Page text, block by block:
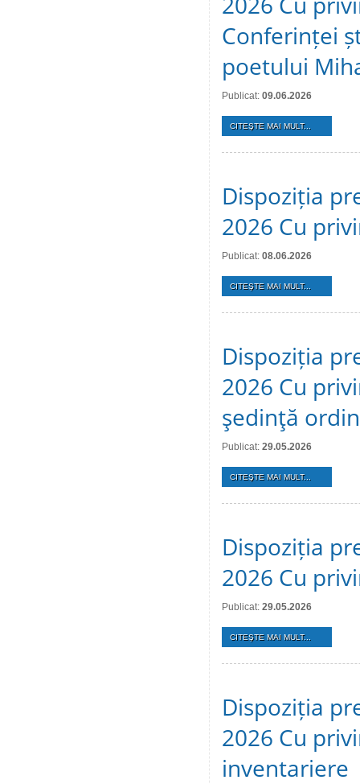
Conferinței
poetului
Publicat: 09.06.2026
CITEŞTE MAI MULT...
Dispoziția
2026 Cu
Publicat: 08.06.2026
CITEŞTE MAI MULT...
Dispoziția
2026 Cu
şedinţă
Publicat: 29.05.2026
CITEŞTE MAI MULT...
Dispoziția
2026 Cu
Publicat: 29.05.2026
CITEŞTE MAI MULT...
Dispoziția
2026 Cu
inventariere